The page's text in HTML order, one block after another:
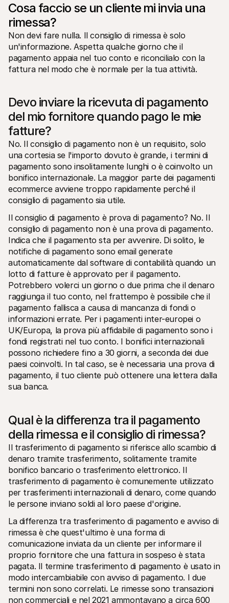
Cosa faccio se un cliente mi invia una
rimessa?
Non devi fare nulla. Il consiglio di rimessa è solo
un'informazione. Aspetta qualche giorno che il
pagamento appaia nel tuo conto e riconcilialo con la
fattura nel modo che è normale per la tua attività.
Devo inviare la ricevuta di pagamento
del mio fornitore quando pago le mie
fatture?
No. Il consiglio di pagamento non è un requisito, solo
una cortesia se l'importo dovuto è grande, i termini di
pagamento sono insolitamente lunghi o è coinvolto un
bonifico internazionale. La maggior parte dei pagamenti
ecommerce avviene troppo rapidamente perché il
consiglio di pagamento sia utile.
Il consiglio di pagamento è prova di pagamento? No. Il
consiglio di pagamento non è una prova di pagamento.
Indica che il pagamento sta per avvenire. Di solito, le
notifiche di pagamento sono email generate
automaticamente dal software di contabilità quando un
lotto di fatture è approvato per il pagamento.
Potrebbero volerci un giorno o due prima che il denaro
raggiunga il tuo conto, nel frattempo è possibile che il
pagamento fallisca a causa di mancanza di fondi o
informazioni errate. Per i pagamenti inter-europei o
UK/Europa, la prova più affidabile di pagamento sono i
fondi registrati nel tuo conto. I bonifici internazionali
possono richiedere fino a 30 giorni, a seconda dei due
paesi coinvolti. In tal caso, se è necessaria una prova di
pagamento, il tuo cliente può ottenere una lettera dalla
sua banca.
Qual è la differenza tra il pagamento
della rimessa e il consiglio di rimessa?
Il trasferimento di pagamento si riferisce allo scambio di
denaro tramite trasferimento, solitamente tramite
bonifico bancario o trasferimento elettronico. Il
trasferimento di pagamento è comunemente utilizzato
per trasferimenti internazionali di denaro, come quando
le persone inviano soldi al loro paese d'origine.
La differenza tra trasferimento di pagamento e avviso di
rimessa è che quest'ultimo è una forma di
comunicazione inviata da un cliente per informare il
proprio fornitore che una fattura in sospeso è stata
pagata. Il termine trasferimento di pagamento è usato in
modo intercambiabile con avviso di pagamento. I due
termini non sono correlati. Le rimesse sono transazioni
non commerciali e nel 2021 ammontavano a circa 600